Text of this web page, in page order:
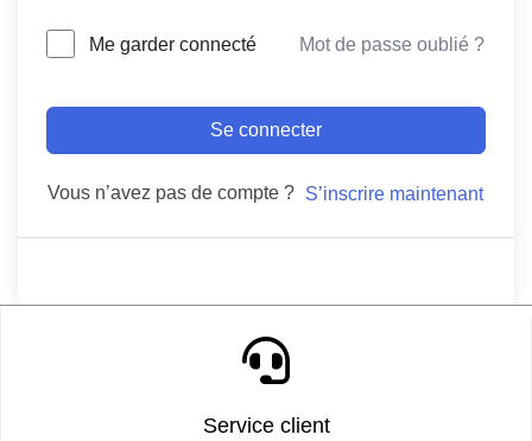
Me garder connecté Mot de passe oublié ?
Se connecter
Vous n’avez pas de compte ? S’inscrire maintenant
Service client